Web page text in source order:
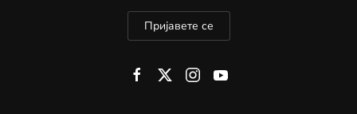
Пријавете се